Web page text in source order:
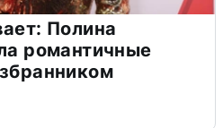
Полина
романтичные